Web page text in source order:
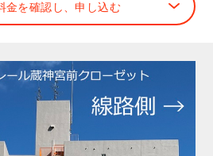
金を確認し、申し込む